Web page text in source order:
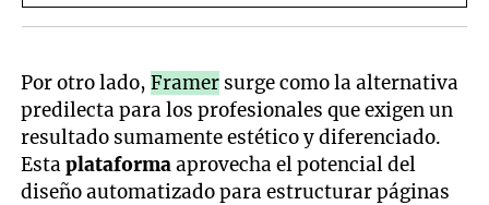
Por otro lado,Framer surge como la alternativa
predilecta para los profesionales que exigen un
resultado sumamente estético y diferenciado.
Estaplataformaaprovecha el potencial del
diseño automatizado para estructurar páginas